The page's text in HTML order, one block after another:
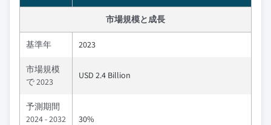
市場規模と成長
基準年 2023
市場規模
で 2023
USD 2.4 Billion
予測期間
2024 - 2032
30%